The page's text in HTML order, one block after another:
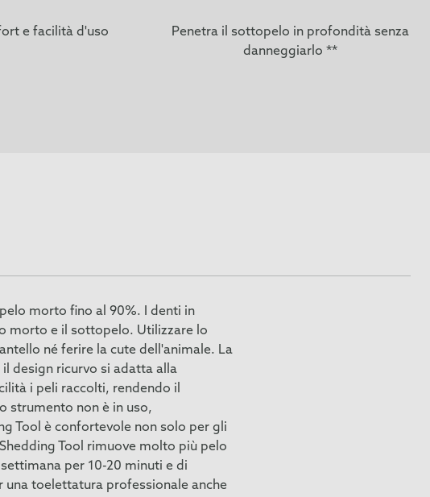
e facilità d'uso
Penetra il sottopelo in profondità senza
danneggiarlo **
morto fino al 90%. I denti in
morto e il sottopelo. Utilizzare lo
né ferire la cute dell'animale. La
design ricurvo si adatta alla
i peli raccolti, rendendo il
strumento non è in uso,
Tool è confortevole non solo per gli
Tool rimuove molto più pelo
per 10-20 minuti e di
toelettatura professionale anche